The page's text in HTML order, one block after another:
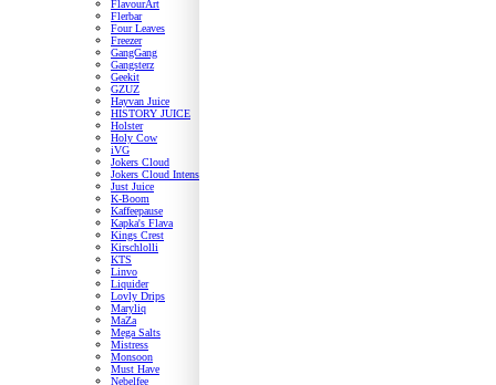
FlavourArt
Flerbar
Four Leaves
Freezer
GangGang
Gangsterz
Geekit
GZUZ
Hayvan Juice
HISTORY JUICE
Holster
Holy Cow
iVG
Jokers Cloud
Jokers Cloud Intense
Just Juice
K-Boom
Kaffeepause
Kapka's Flava
Kings Crest
Kirschlolli
KTS
Linvo
Liquider
Lovly Drips
Maryliq
MaZa
Mega Salts
Mistress
Monsoon
Must Have
Nebelfee